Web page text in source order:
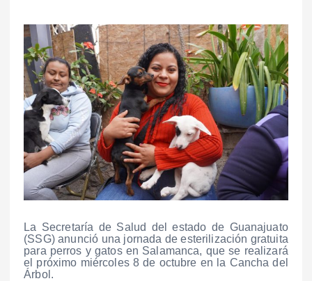
La Secretaría de Salud del estado de Guanajuato
(SSG) anunció una jornada de esterilización gratuita
para perros y gatos en Salamanca, que se realizará
el próximo miércoles 8 de octubre en la Cancha del
Árbol.